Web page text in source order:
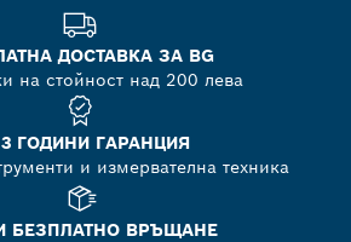
ДОСТАВКА ЗА BG
на стойност над 200 лева
ГОДИНИ ГАРАНЦИЯ
и измервателна техника
БЕЗПЛАТНО ВРЪЩАНЕ